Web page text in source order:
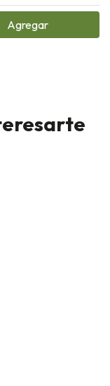
Agregar